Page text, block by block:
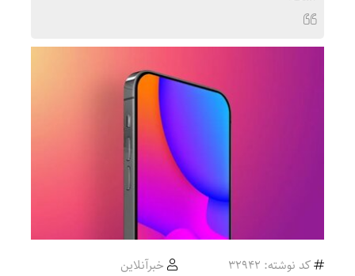
کد نوشته: 32942
خبرآنلاین